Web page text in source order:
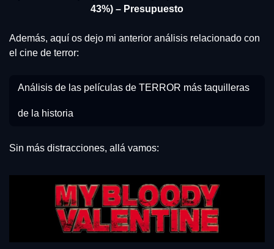
43%) – Presupuesto
Además, aquí os dejo mi anterior análisis relacionado con
el cine de terror:
Análisis de las películas de TERROR más taquilleras
de la historia
Sin más distracciones, allá vamos: